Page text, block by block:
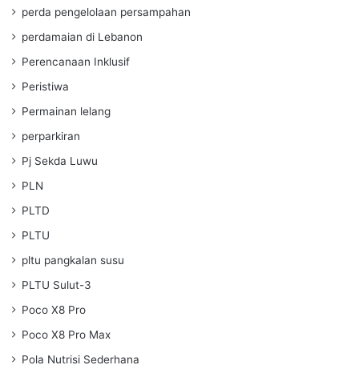
perda pengelolaan persampahan
perdamaian di Lebanon
Perencanaan Inklusif
Peristiwa
Permainan lelang
perparkiran
Pj Sekda Luwu
PLN
PLTD
PLTU
pltu pangkalan susu
PLTU Sulut-3
Poco X8 Pro
Poco X8 Pro Max
Pola Nutrisi Sederhana